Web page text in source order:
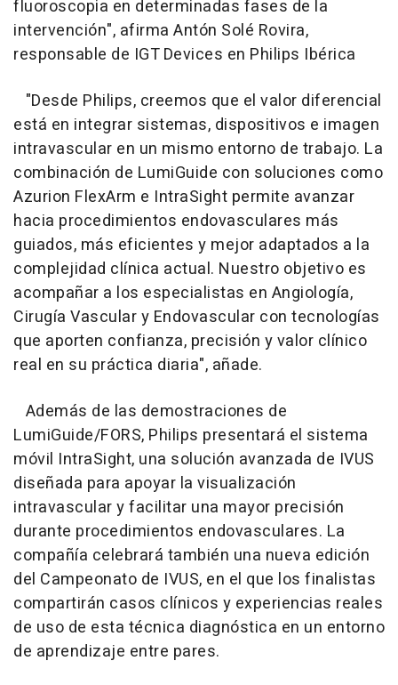
fluoroscopia en determinadas fases de la
intervención", afirma Antón Solé Rovira,
responsable de IGT Devices en Philips Ibérica
"Desde Philips, creemos que el valor diferencial
está en integrar sistemas, dispositivos e imagen
intravascular en un mismo entorno de trabajo. La
combinación de LumiGuide con soluciones como
Azurion FlexArm e IntraSight permite avanzar
hacia procedimientos endovasculares más
guiados, más eficientes y mejor adaptados a la
complejidad clínica actual. Nuestro objetivo es
acompañar a los especialistas en Angiología,
Cirugía Vascular y Endovascular con tecnologías
que aporten confianza, precisión y valor clínico
real en su práctica diaria", añade.
Además de las demostraciones de
LumiGuide/FORS, Philips presentará el sistema
móvil IntraSight, una solución avanzada de IVUS
diseñada para apoyar la visualización
intravascular y facilitar una mayor precisión
durante procedimientos endovasculares. La
compañía celebrará también una nueva edición
del Campeonato de IVUS, en el que los finalistas
compartirán casos clínicos y experiencias reales
de uso de esta técnica diagnóstica en un entorno
de aprendizaje entre pares.